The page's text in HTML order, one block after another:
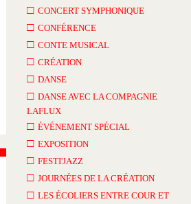
□ CONCERT SYMPHONIQUE
□ CONFÉRENCE
□ CONTE MUSICAL
□ CRÉATION
□ DANSE
□ DANSE AVEC LA COMPAGNIE
LAFLUX
□ ÉVÉNEMENT SPÉCIAL
□ EXPOSITION
□ FESTI'JAZZ
□ JOURNÉES DE LA CRÉATION
□ LES ÉCOLIERS ENTRE COUR ET